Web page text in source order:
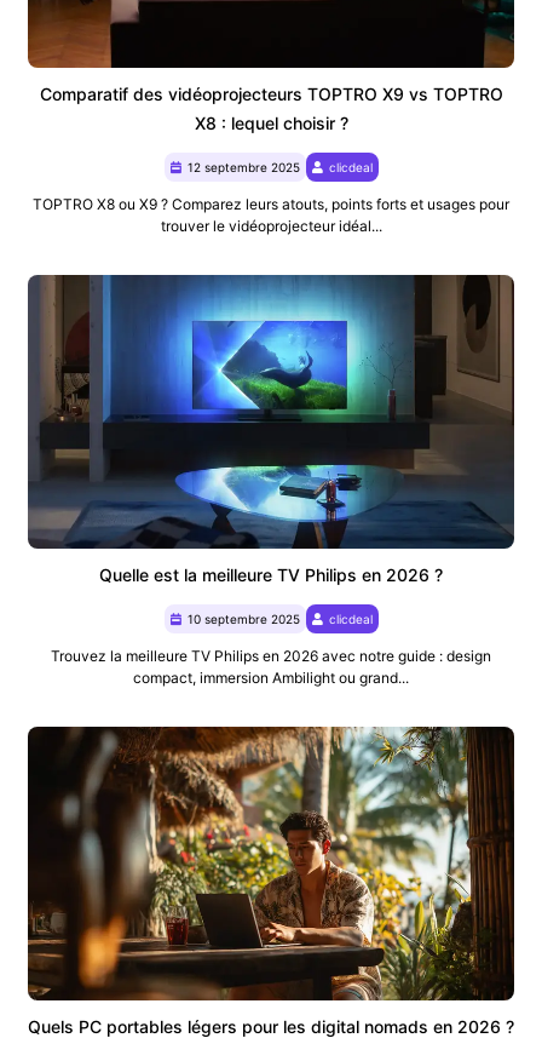
Comparatif des vidéoprojecteurs TOPTRO X9 vs TOPTRO
X8 : lequel choisir ?
12 septembre 2025 clicdeal
TOPTRO X8 ou X9 ? Comparez leurs atouts, points forts et usages pour
trouver le vidéoprojecteur idéal...
Quelle est la meilleure TV Philips en 2026 ?
10 septembre 2025 clicdeal
Trouvez la meilleure TV Philips en 2026 avec notre guide : design
compact, immersion Ambilight ou grand...
Quels PC portables légers pour les digital nomads en 2026 ?